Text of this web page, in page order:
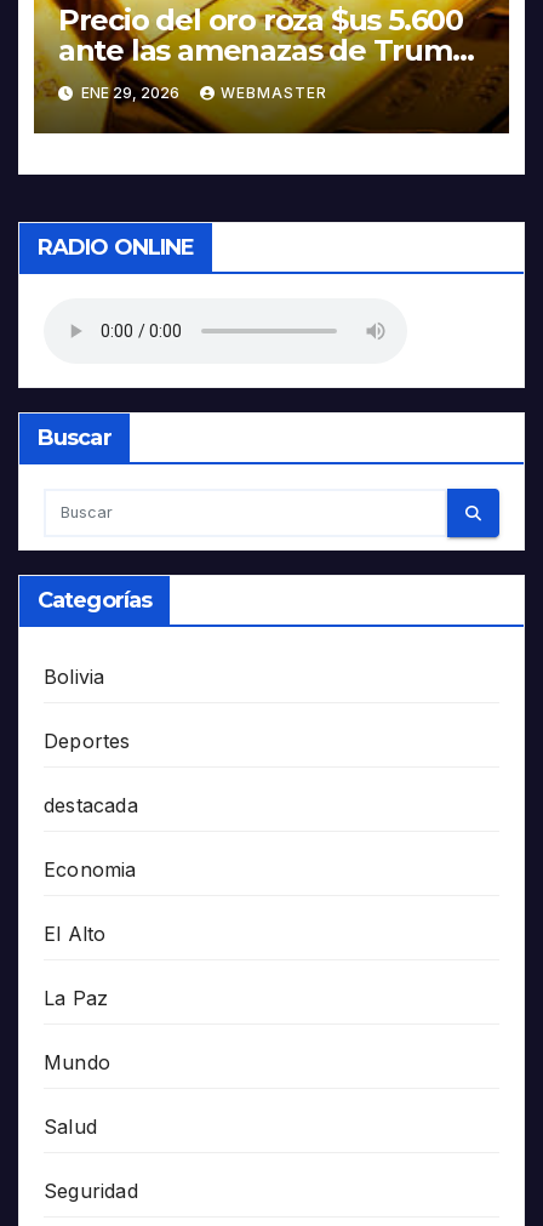
Precio del oro roza $us 5.600
ante las amenazas de Trump
contra Irán
ENE 29, 2026 WEBMASTER
RADIO ONLINE
Buscar
Categorías
Bolivia
Deportes
destacada
Economia
El Alto
La Paz
Mundo
Salud
Seguridad